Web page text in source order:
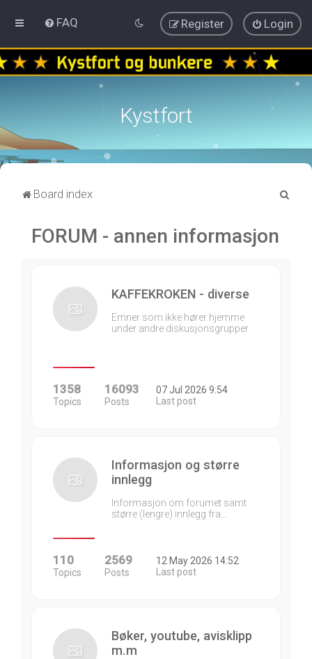
FAQ Login
Register
Kystfort
Board index
FORUM - annen informasjon
KAFFEKROKEN - diverse
Emner som ikke hører hjemme
under andre diskusjonsgrupper
1358
Topics
16093
Posts
07 Jul 2026 9:54
Last post
Informasjon og større
innlegg
Informasjon om forumet samt
større (lengre) innlegg fra…
110
Topics
2569
Posts
12 May 2026 14:52
Last post
Bøker, youtube, avisklipp
m.m